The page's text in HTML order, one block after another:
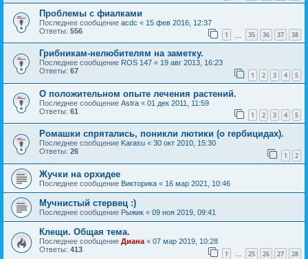
Проблемы с фиалками
Последнее сообщение acdc « 15 фев 2016, 12:37
Ответы: 556 1 35 36 37 38
Грибникам-нелюбителям на заметку.
Последнее сообщение ROS 147 « 19 авг 2013, 16:23
Ответы: 67 1 2 3 4 5
О положительном опыте лечения растений.
Последнее сообщение Astra « 01 дек 2011, 11:59
Ответы: 61 1 2 3 4 5
Ромашки спрятались, поникли лютики (о гербицидах).
Последнее сообщение Karasu « 30 окт 2010, 15:30
Ответы: 26 1 2
Жучки на орхидее
Последнее сообщение Викторика « 16 мар 2021, 10:46
Мучнистый стервец :)
Последнее сообщение Рыжик « 09 ноя 2019, 09:41
Клещи. Общая тема.
Последнее сообщение Диана « 07 мар 2019, 10:28
Ответы: 413 1 … 25 26 27 28